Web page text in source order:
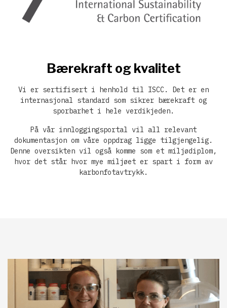
Bærekraft og kvalitet
Vi er sertifisert i henhold til ISCC. Det er en
internasjonal standard som sikrer bærekraft og
sporbarhet i hele verdikjeden.
På vår innloggingsportal vil all relevant
dokumentasjon om våre oppdrag ligge tilgjengelig.
Denne oversikten vil også komme som et miljødiplom,
hvor det står hvor mye miljøet er spart i form av
karbonfotavtrykk.